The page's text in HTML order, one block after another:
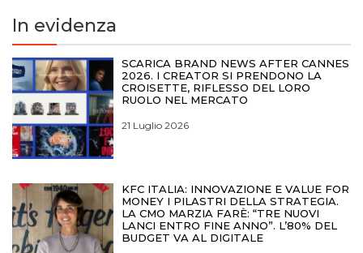
In evidenza
SCARICA BRAND NEWS AFTER CANNES
2026. I CREATOR SI PRENDONO LA
CROISETTE, RIFLESSO DEL LORO
RUOLO NEL MERCATO
21 Luglio 2026
KFC ITALIA: INNOVAZIONE E VALUE FOR
MONEY I PILASTRI DELLA STRATEGIA.
LA CMO MARZIA FARÈ: “TRE NUOVI
LANCI ENTRO FINE ANNO”. L’80% DEL
BUDGET VA AL DIGITALE